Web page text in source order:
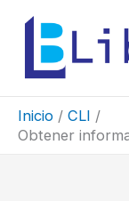
contenido
Inicio
CLI
Obtener